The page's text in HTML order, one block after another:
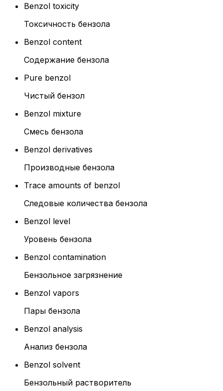
Benzol toxicity
Токсичность бензола
Benzol content
Содержание бензола
Pure benzol
Чистый бензол
Benzol mixture
Смесь бензола
Benzol derivatives
Производные бензола
Trace amounts of benzol
Следовые количества бензола
Benzol level
Уровень бензола
Benzol contamination
Бензольное загрязнение
Benzol vapors
Пары бензола
Benzol analysis
Анализ бензола
Benzol solvent
Бензольный растворитель